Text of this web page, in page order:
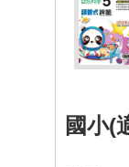
國小(